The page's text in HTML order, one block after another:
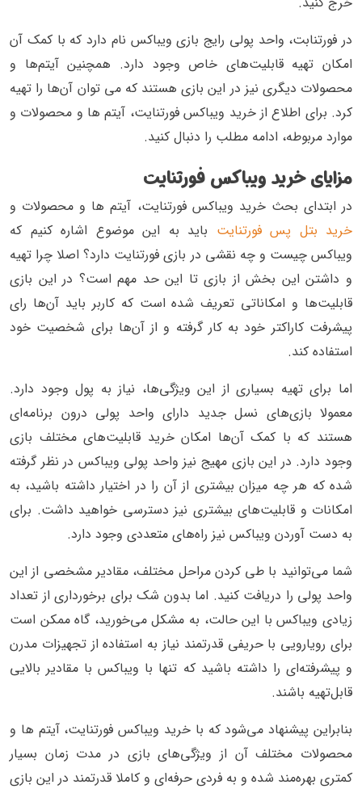
در فورتنابت، واحد پولی رایج بازی ویباکس نام دارد که با کمک آن
امکان تهیه قابلیت‌های خاص وجود دارد. همچنین آیتم‌ها و
محصولات دیگری نیز در این بازی هستند که می توان آن‌ها را تهیه
کرد. برای اطلاع از خرید ویباکس فورتنایت، آیتم ها و محصولات و
موارد مربوطه، ادامه مطلب را دنبال کنید.
مزایای خرید ویباکس فورتنایت
در ابتدای بحث خرید ویباکس فورتنایت، آیتم ها و محصولات و
خرید بتل پس فورتنایت باید به این موضوع اشاره کنیم که
ویباکس چیست و چه نقشی در بازی فورتنایت دارد؟ اصلا چرا تهیه
و داشتن این بخش از بازی تا این حد مهم است؟ در این بازی
قابلیت‌ها و امکاناتی تعریف شده است که کاربر باید آن‌ها رای
پیشرفت کاراکتر خود به کار گرفته و از آن‌ها برای شخصیت خود
استفاده کند.
اما برای تهیه بسیاری از این ویژگی‌ها، نیاز به پول وجود دارد.
معمولا بازی‌های نسل جدید دارای واحد پولی درون برنامه‌ای
هستند که با کمک آن‌ها امکان خرید قابلیت‌های مختلف بازی
وجود دارد. در این بازی مهیج نیز واحد پولی ویباکس در نظر گرفته
شده که هر چه میزان بیشتری از آن را در اختیار داشته باشید، به
امکانات و قابلیت‌های بیشتری نیز دسترسی خواهید داشت. برای
به دست آوردن ویباکس نیز راه‌های متعددی وجود دارد.
شما می‌توانید با طی کردن مراحل مختلف، مقادیر مشخصی از این
واحد پولی را دریافت کنید. اما بدون شک برای برخورداری از تعداد
زیادی ویباکس با این حالت، به مشکل می‌خورید، گاه ممکن است
برای رویارویی با حریفی قدرتمند نیاز به استفاده از تجهیزات مدرن
و پیشرفته‌ای را داشته باشید که تنها با ویباکس با مقادیر بالایی
قابل‌تهیه باشند.
بنابراین پیشنهاد می‌شود که با خرید ویباکس فورتنایت، آیتم ها و
محصولات مختلف آن از ویژگی‌های بازی در مدت زمان بسیار
کمتری بهره‌مند شده و به فردی حرفه‌ای و کاملا قدرتمند در این بازی